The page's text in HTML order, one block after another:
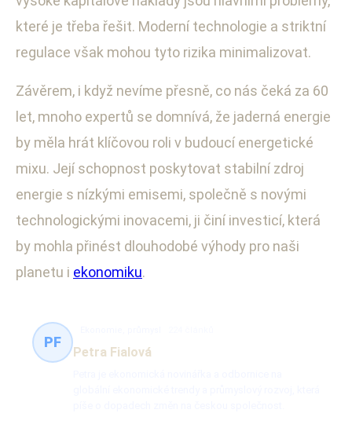
které je třeba řešit. Moderní technologie a striktní
regulace však mohou tyto rizika minimalizovat.
Závěrem, i když nevíme přesně, co nás čeká za 60
let, mnoho expertů se domnívá, že jaderná energie
by měla hrát klíčovou roli v budoucí energetické
mixu. Její schopnost poskytovat stabilní zdroj
energie s nízkými emisemi, společně s novými
technologickými inovacemi, ji činí investicí, která
by mohla přinést dlouhodobé výhody pro naši
planetu i ekonomiku.
PF
Petra Fialová